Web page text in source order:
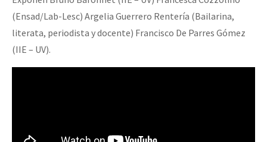
(Ensad/Lab-Lesc) Argelia Guerrero Rentería (Bailarina,
literata, periodista y docente) Francisco De Parres Gómez
(IIE – UV).